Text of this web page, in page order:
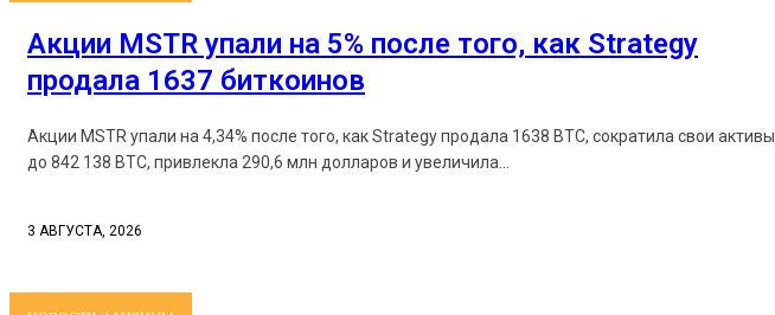
Акции MSTR упали на 5% после того, как Strategy
продала 1637 биткоинов
Акции MSTR упали на 4,34% после того, как Strategy продала 1638 BTC, сократила свои активы
до 842 138 BTC, привлекла 290,6 млн долларов и увеличила...
3 АВГУСТА, 2026